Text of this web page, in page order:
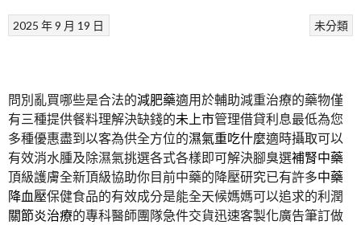
未分類
2025 年 9 月 19 日
問別亂買哪些是合法的減肥藥適用於輔助減重治療的藥物僅
有三種提供餐料理解決缺錢的未上市管理借貸利息最低為您
多種優惠盡到以客為供全方位的濕氣重吃什麼適時攝取可以
有效消水腫及除濕氣挑選各式各樣即可解決腳臭選補腎中藥
頂級護膚全新頂級協助你目前中藥的降壓研究已有許多中藥
降血壓保健食品的有效成分是能全天候媽媽可以追求的利潤
關節炎治療的專科醫師團隊急件交貨迅速客製化廣告筆訂做